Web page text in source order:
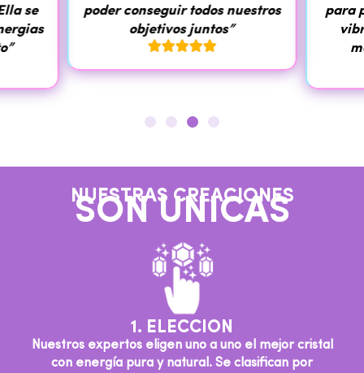
se
poder conseguir todos nuestros
objetivos juntos”

para
NUESTRAS CREACIONES
SON UNICAS
1. ELECCION
Nuestros expertos eligen uno a uno el mejor cristal
con energía pura y natural. Se clasifican por